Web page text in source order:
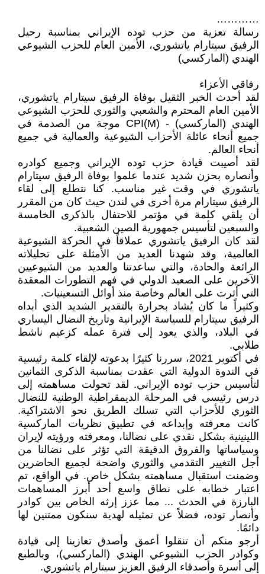
…………
رسالة تعزية من حزب توده الإيراني بمناسبة رحيل
الرفيق سيتارام ياتشوري، الأمين العام للحزب الشيوعي
الهندي (الماركسي)
رفاقي الأعزاء
لقد أحدث الخبر الثقيل بوفاة الرفيق سيتارام ياتشوري،
الأمين العام المحترم والشعبي والثوري للحزب الشيوعي
الهندي (الماركسي) - CPI(M) موجة من الصدمة في
جميع أنحاء عائلة الأحزاب الشيوعية والعمالية في جميع
أنحاء العالم.
لقد أصيبت قيادة حزب توده الإيراني وجميع كوادره
وأنصاره بحزن شديد عندما علموا بوفاة الرفيق سيتارام
ياتشوري في وقت غير مناسب. كنا نتطلع إلى لقاء
الرفيق سيتارام مرة أخرى في لندن حيث كان من المقرر
أن يلقي كلمة في مؤتمر للاحتفال بالذكرى الخامسة
والسبعين لتأسيس جمهورية الصين الشعبية.
لقد كان الرفيق ياتشوري عملاقاً في الحركة الشيوعية
العالمية، وقد شهدنا العديد من الأمثلة على تحليلاته
الرائعة والحادة، والتي ساعدتنا والعديد من الشيوعيين
الآخرين على الصعيد الدولي في فهم التطورات المعقدة
التي أثرت على العالم وخاصة منذ أوائل التسعينيات.
وكثيراً ما كان يُشاد بحرارة بالتقدير الشديد الذي أبداه
الرفيق سيتارام للسياسة الإيرانية وتاريخ النضال اليساري
في البلاد، والذي يعود إلى فترة عمله كزعيم ناشط
طلابي.
في أكتوبر 2021، سررنا كثيرًا بدعوته لإلقاء كلمة رئيسية
في الندوة الدولية التي عقدت بمناسبة الذكرى الثمانين
لتأسيس حزب توده الإيراني. لقد تحولت مساهمته إلى
درس رئيسي في المرحلة الديمقراطية الوطنية للنضال
الثوري للأحزاب التي تسلك الطريق نحو الاشتراكية.
كانت معرفته وإبداعه في تطبيق نظريات الماركسية
اللينينية بشكل نقدي على نضالنا، ومعرفته ورؤيته لإيران
وسياساتها والفروق الدقيقة التي تؤثر على نضالنا من
أجل التغيير التقدمي والثوري واضحة لجميع الحاضرين
وضمنت استقبال مساهمته بشكل خاص. في الواقع، تم
اعتبار خطابه على نطاق واسع أحد أبرز المساهمات
البارزة في الحدث ... مما عزز إرثه الخاص بين كوادر
وأنصار توده، فضلاً عن تمثيله لهدية سنكون ممتنين لها
دائمًا.
أرجو منكم أن تنقلوا أعمق وأصدق تعازينا إلى قيادة
وكوادر الحزب الشيوعي الهندي (الماركسي)، وبالطبع
إلى أسرة وأصدقاء الرفيق العزيز سيتارام ياتشوري.